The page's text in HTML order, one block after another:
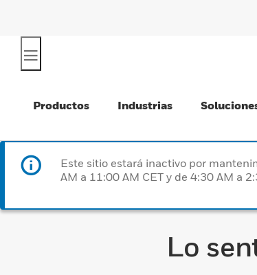
Productos Industrias
Este sitio estará inactivo por
AM a 11:00 AM CET y de 4:30 AM a
Lo